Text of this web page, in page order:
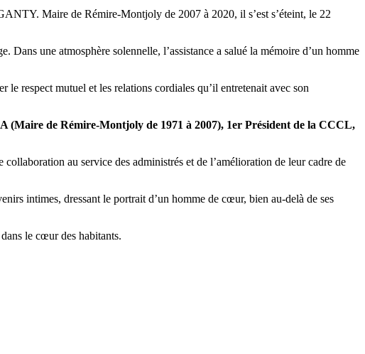
Maire de Rémire-Montjoly de 2007 à 2020, il s’est s’éteint, le 22
une atmosphère solennelle, l’assistance a salué la mémoire d’un homme
respect mutuel et les relations cordiales qu’il entretenait avec son
de Rémire-Montjoly de 1971 à 2007), 1er Président de la CCCL,
au service des administrés et de l’amélioration de leur cadre de
intimes, dressant le portrait d’un homme de cœur, bien au-delà de ses
le cœur des habitants.